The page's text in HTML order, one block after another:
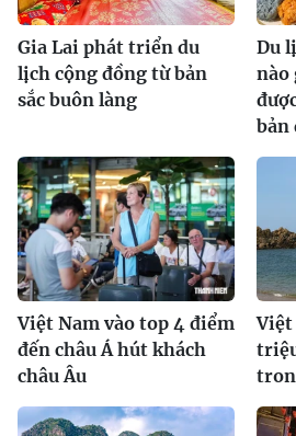
Gia Lai phát triển du
lịch cộng đồng từ bản
sắc buôn làng
Du
nào
bản
Việt Nam vào top 4 điểm
đến châu Á hút khách
châu Âu
Việt